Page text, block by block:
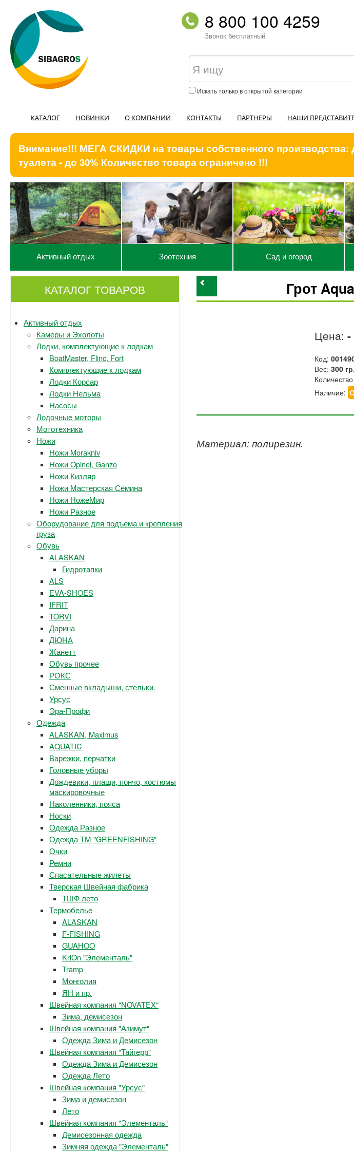
8 800 100 4259
Звонок бесплатный
Искать только в открытой категории
КАТАЛОГ НОВИНКИ О КОМПАНИИ КОНТАКТЫ ПАРТНЕРЫ НАШИ
Внимание!!! МЕГА СКИДКИ на товары собственного производства:
туалета - до 30% Количество товара ограничено !!!
Активный отдых Зоотехния Сад и огород
КАТАЛОГ ТОВАРОВ
Активный отдых
Камеры и Эхолоты
Лодки, комплектующие к лодкам
BoatMaster, Flinc, Fort
Комплектующие к лодкам
Лодки Корсар
Лодки Нельма
Насосы
Лодочные моторы
Мототехника
Ножи
Ножи Morakniv
Ножи Opinel, Ganzo
Ножи Кизляр
Ножи Мастерская Сёмина
Ножи НожеМир
Ножи Разное
Оборудование для подъема и крепления
груза
Обувь
ALASKAN
Гидротапки
ALS
EVA-SHOES
IFRIT
TORVI
Дарина
ДЮНА
Жанетт
Обувь прочее
РОКС
Сменные вкладыши, стельки.
Урсус
Эра-Профи
Одежда
ALASKAN, Maximus
AQUATIC
Варежки, перчатки
Головные уборы
Дождевики, плащи, пончо, костюмы
маскировочные
Наколенники, пояса
Носки
Одежда Разное
Одежда ТМ "GREENFISHING"
Очки
Ремни
Спасательные жилеты
Тверская Швейная фабрика
ТШФ лето
Термобелье
ALASKAN
F-FISHING
GUAHOO
KriOn "Элементаль"
Tramp
Монголия
ЯН и пр.
Швейная компания "NOVATEX"
Зима, демисезон
Швейная компания "Азимут"
Одежда Зима и Демисезон
Швейная компания "Тайгерр"
Одежда Зима и Демисезон
Одежда Лето
Швейная компания "Урсус"
Зима и демисезон
Лето
Швейная компания "Элементаль"
Демисезонная одежда
Зимняя одежда "Элементаль"
Грот
Цена:
Код:
Вес:300 гр.
Наличие:
Материал: полирезин.